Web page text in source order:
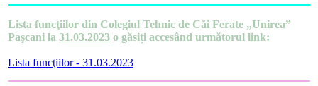
Lista funcţiilor din Colegiul Tehnic de Căi Ferate „Unirea”
Paşcani la 31.03.2023 o găsiți accesând următorul link:
Lista funcţiilor - 31.03.2023